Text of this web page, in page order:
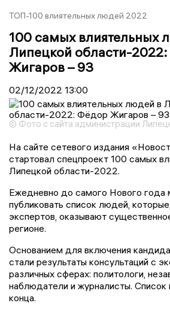
ТОП-100 влиятельных людей 2022
100 самых влиятельных
Липецкой области-
Жигаров – 93
02/12/2022 13:00
© Фото с сайта администрации
На сайте сетевого издания
стартовал спецпроект 100 самых
Липецкой области-2022.
Ежедневно до самого Нового
публиковать список людей,
экспертов, оказывают
регионе.
Основанием для включения
стали результаты консультаций с
различных сферах: политологи,
наблюдатели и журналисты. Список
конца.